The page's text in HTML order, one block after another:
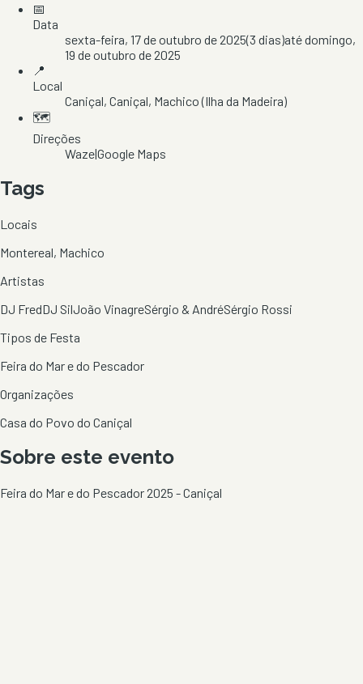
📅
Data
sexta-feira, 17 de outubro de 2025(3 dias)atédomingo,
19 de outubro de 2025
📍
Local
Caniçal, Caniçal, Machico(Ilha da Madeira)
🗺️
Direções
Waze|Google Maps
Tags
Locais
Montereal, Machico
Artistas
DJ FredDJ SilJoão VinagreSérgio & AndréSérgio Rossi
Tipos de Festa
Feira do Mar e do Pescador
Organizações
Casa do Povo do Caniçal
Sobre este evento
Feira do Mar e do Pescador 2025 - Caniçal